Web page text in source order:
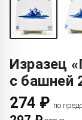
Изразец
с башней
274 ₽ по